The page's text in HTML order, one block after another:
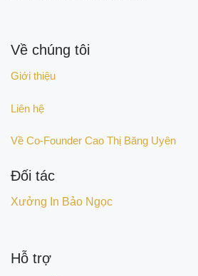
Về chúng tôi
Giới thiệu
Liên hệ
Về Co-Founder Cao Thị Băng Uyên
Đối tác
Xưởng In Bảo Ngọc
Hỗ trợ